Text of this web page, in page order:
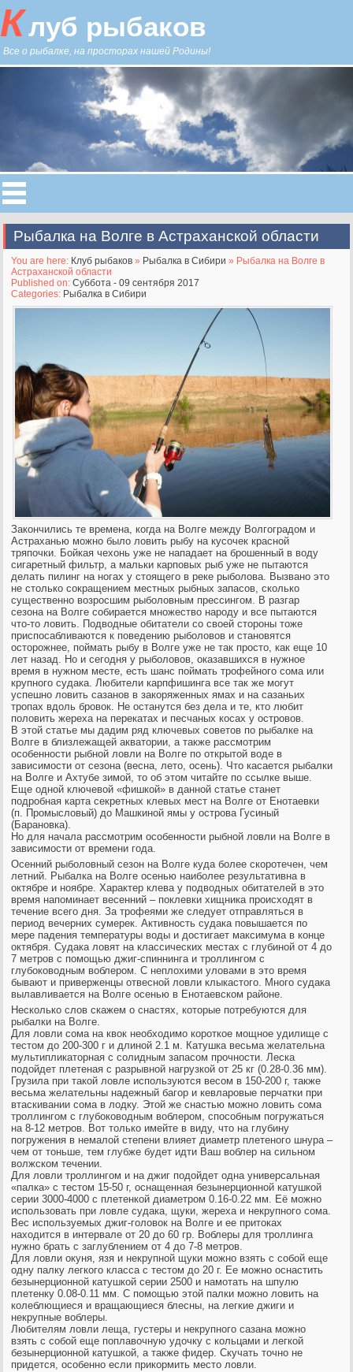
Клуб рыбаков
Все о рыбалке, на просторах нашей Родины!
Рыбалка на Волге в Астраханской области
You are here: Клуб рыбаков » Рыбалка в Сибири » Рыбалка на Волге в
Астраханской области
Published on:Суббота - 09 сентября 2017
Categories: Рыбалка в Сибири
Закончились те времена, когда на Волге между Волгоградом и
Астраханью можно было ловить рыбу на кусочек красной
тряпочки. Бойкая чехонь уже не нападает на брошенный в воду
сигаретный фильтр, а мальки карповых рыб уже не пытаются
делать пилинг на ногах у стоящего в реке рыболова. Вызвано это
не столько сокращением местных рыбных запасов, сколько
существенно возросшим рыболовным прессингом. В разгар
сезона на Волге собирается множество народу и все пытаются
что-то ловить. Подводные обитатели со своей стороны тоже
приспосабливаются к поведению рыболовов и становятся
осторожнее, поймать рыбу в Волге уже не так просто, как еще 10
лет назад. Но и сегодня у рыболовов, оказавшихся в нужное
время в нужном месте, есть шанс поймать трофейного сома или
крупного судака. Любители карпфишинга все так же могут
успешно ловить сазанов в закоряженных ямах и на сазаньих
тропах вдоль бровок. Не останутся без дела и те, кто любит
половить жереха на перекатах и песчаных косах у островов.
В этой статье мы дадим ряд ключевых советов по рыбалке на
Волге в близлежащей акватории, а также рассмотрим
особенности рыбной ловли на Волге по открытой воде в
зависимости от сезона (весна, лето, осень). Что касается рыбалки
на Волге и Ахтубе зимой, то об этом читайте по ссылке выше.
Еще одной ключевой «фишкой» в данной статье станет
подробная карта секретных клевых мест на Волге от Енотаевки
(п. Промысловый) до Машкиной ямы у острова Гусиный
(Барановка).
Но для начала рассмотрим особенности рыбной ловли на Волге в
зависимости от времени года.
Осенний рыболовный сезон на Волге куда более скоротечен, чем
летний. Рыбалка на Волге осенью наиболее результативна в
октябре и ноябре. Характер клева у подводных обитателей в это
время напоминает весенний – поклевки хищника происходят в
течение всего дня. За трофеями же следует отправляться в
период вечерних сумерек. Активность судака повышается по
мере падения температуры воды и достигает максимума в конце
октября. Судака ловят на классических местах с глубиной от 4 до
7 метров с помощью джиг-спиннинга и троллингом с
глубоководным воблером. С неплохими уловами в это время
бывают и приверженцы отвесной ловли клыкастого. Много судака
вылавливается на Волге осенью в Енотаевском районе.
Несколько слов скажем о снастях, которые потребуются для
рыбалки на Волге.
Для ловли сома на квок необходимо короткое мощное удилище с
тестом до 200-300 г и длиной 2.1 м. Катушка весьма желательна
мультипликаторная с солидным запасом прочности. Леска
подойдет плетеная с разрывной нагрузкой от 25 кг (0.28-0.36 мм).
Грузила при такой ловле используются весом в 150-200 г, также
весьма желательны надежный багор и кевларовые перчатки при
втаскивании сома в лодку. Этой же снастью можно ловить сома
троллингом с глубоководным воблером, способным погружаться
на 8-12 метров. Вот только имейте в виду, что на глубину
погружения в немалой степени влияет диаметр плетеного шнура –
чем от тоньше, тем глубже будет идти Ваш воблер на сильном
волжском течении.
Для ловли троллингом и на джиг подойдет одна универсальная
«палка» с тестом 15-50 г, оснащенная безынерционной катушкой
серии 3000-4000 с плетенкой диаметром 0.16-0.22 мм. Её можно
использовать при ловле судака, щуки, жереха и некрупного сома.
Вес используемых джиг-головок на Волге и ее притоках
находится в интервале от 20 до 60 гр. Воблеры для троллинга
нужно брать с заглублением от 4 до 7-8 метров.
Для ловли окуня, язя и некрупной щуки можно взять с собой еще
одну палку легкого класса с тестом до 20 г. Ее можно оснастить
безынерционной катушкой серии 2500 и намотать на шпулю
плетенку 0.08-0.11 мм. С помощью этой палки можно ловить на
колеблющиеся и вращающиеся блесны, на легкие джиги и
некрупные воблеры.
Любителям ловли леща, густеры и некрупного сазана можно
взять с собой еще поплавочную удочку с кольцами и легкой
безынерционной катушкой, а также фидер. Скучать точно не
придется, особенно если прикормить место ловли.